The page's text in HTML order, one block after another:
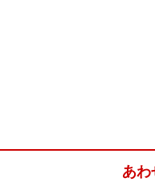
あわ